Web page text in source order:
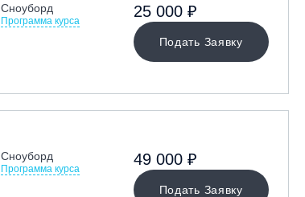
Сноуборд
Программа курса
Подать Заявку
25 000 ₽
Сноуборд
Программа курса
Подать Заявку
49 000 ₽